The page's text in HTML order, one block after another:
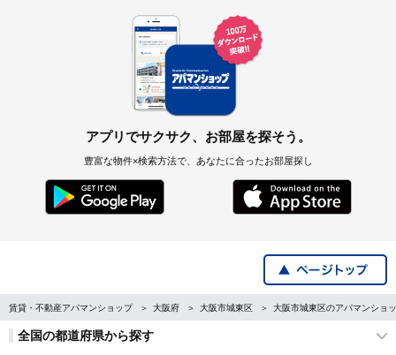
アプリでサクサク、お部屋を探そう。
豊富な物件×検索方法で、あなたに合ったお部屋探し
賃貸・不動産アパマンショップ 大阪府 大阪市城東区 大阪市城東区のアパマンショ
全国の都道府県から探す